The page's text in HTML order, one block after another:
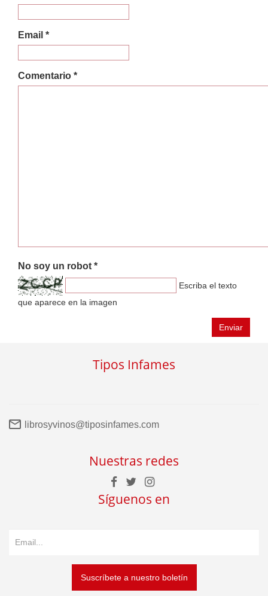
Email *
Comentario *
No soy un robot *
Escriba el texto
que aparece en la imagen
Enviar
Tipos Infames
librosyvinos@tiposinfames.com
Nuestras redes
Síguenos en
Suscríbete a nuestro boletín